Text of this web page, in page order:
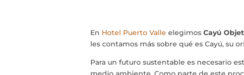
En Hotel Puerto Valle elegimos Cayú
les contamos más sobre qué es Cayú, su
Para un futuro sustentable es necesario